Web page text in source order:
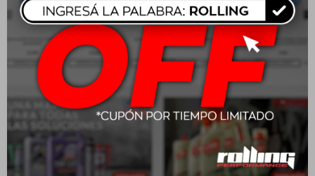
neumático y llanta. Aquí te explico cómo y dónde se aplica:
Asegúrate de que los neumáticos y las llantas estén limpios
y secos antes de comenzar.
Agita bien la botella de spray antes de usar.
Rocía una cantidad suficiente del producto sobre la
superficie del neumático o la llanta. Asegúrate de cubrir
toda la superficie de manera uniforme.
Si es necesario, usa una esponja o un paño para extender
el producto y asegurarte de que esté bien distribuido.
Espera a que el producto se seque y se adhiera a la